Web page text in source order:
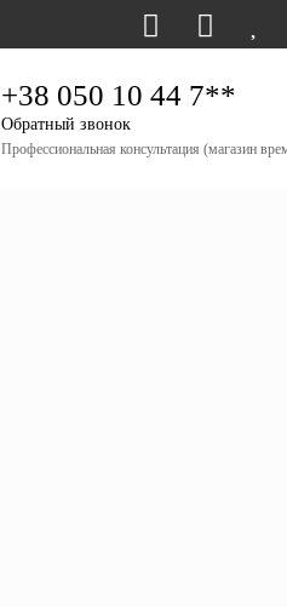
+38 050 10 44 7**
Обратный звонок
Профессиональная консультация (магазин